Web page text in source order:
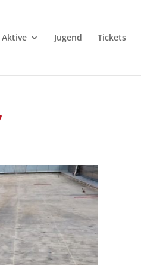
Aktive Jugend Tickets